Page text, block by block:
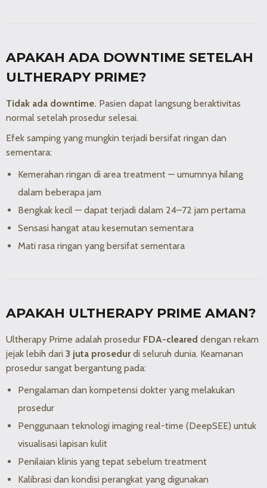
APAKAH ADA DOWNTIME SETELAH
ULTHERAPY PRIME?
Tidak ada downtime. Pasien dapat langsung beraktivitas
normal setelah prosedur selesai.
Efek samping yang mungkin terjadi bersifat ringan dan
sementara:
Kemerahan ringan di area treatment — umumnya hilang
dalam beberapa jam
Bengkak kecil — dapat terjadi dalam 24–72 jam pertama
Sensasi hangat atau kesemutan sementara
Mati rasa ringan yang bersifat sementara
APAKAH ULTHERAPY PRIME AMAN?
Ultherapy Prime adalah prosedur FDA-cleared dengan rekam
jejak lebih dari 3 juta prosedurdi seluruh dunia. Keamanan
prosedur sangat bergantung pada:
Pengalaman dan kompetensi dokter yang melakukan
prosedur
Penggunaan teknologi imaging real-time (DeepSEE) untuk
visualisasi lapisan kulit
Penilaian klinis yang tepat sebelum treatment
Kalibrasi dan kondisi perangkat yang digunakan